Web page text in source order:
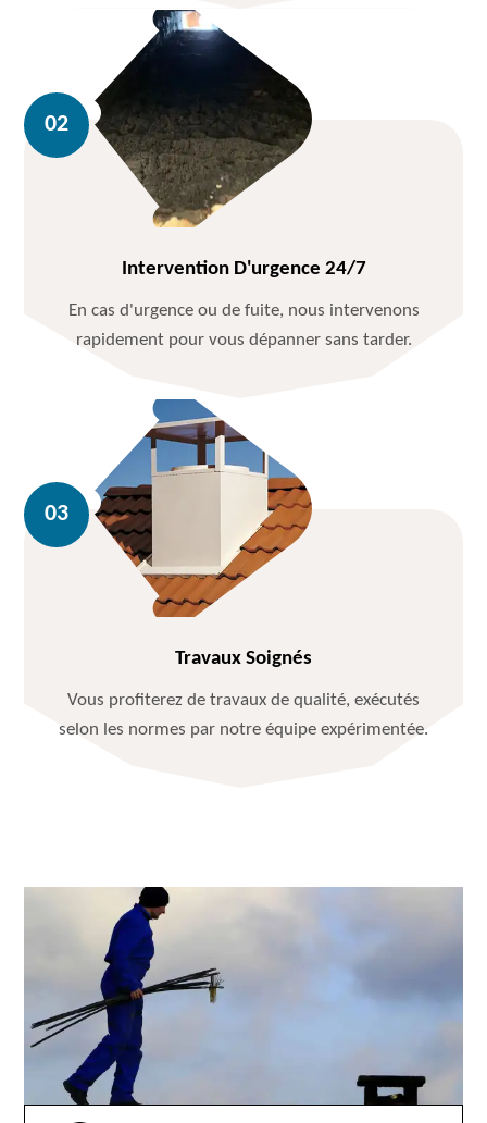
Intervention D'urgence 24/7
En cas d'urgence ou de fuite, nous intervenons
rapidement pour vous dépanner sans tarder.
Travaux Soignés
Vous profiterez de travaux de qualité, exécutés
selon les normes par notre équipe expérimentée.